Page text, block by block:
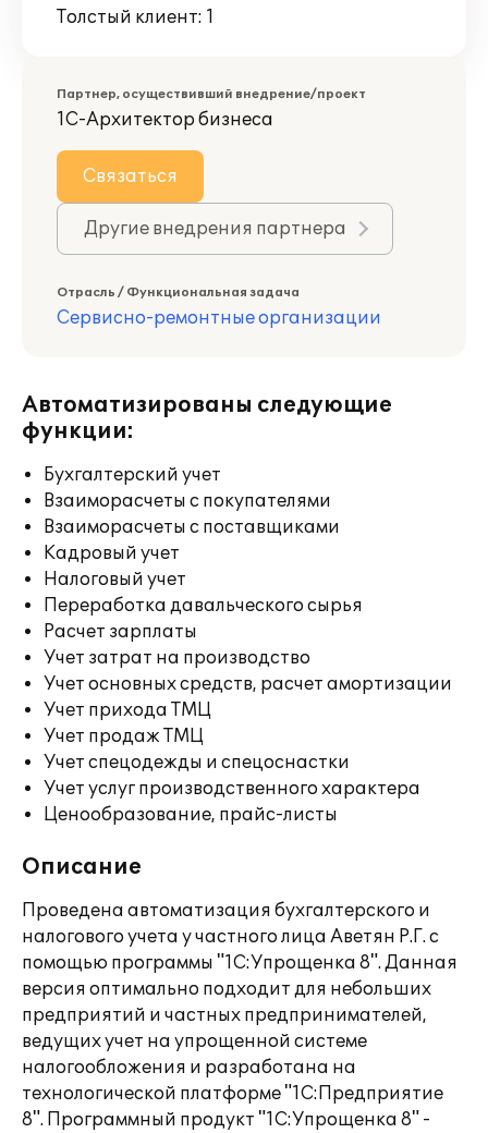
Толстый клиент: 1
Партнер, осуществивший внедрение/проект
1С-Архитектор бизнеса
Связаться
Другие внедрения партнера
Отрасль / Функциональная задача
Сервисно-ремонтные организации
Автоматизированы следующие
функции:
Бухгалтерский учет
Взаиморасчеты с покупателями
Взаиморасчеты с поставщиками
Кадровый учет
Налоговый учет
Переработка давальческого сырья
Расчет зарплаты
Учет затрат на производство
Учет основных средств, расчет амортизации
Учет прихода ТМЦ
Учет продаж ТМЦ
Учет спецодежды и спецоснастки
Учет услуг производственного характера
Ценообразование, прайс-листы
Описание
Проведена автоматизация бухгалтерского и
налогового учета у частного лица Аветян Р.Г. с
помощью программы "1С:Упрощенка 8". Данная
версия оптимально подходит для небольших
предприятий и частных предпринимателей,
ведущих учет на упрощенной системе
налогообложения и разработана на
технологической платформе "1С:Предприятие
8". Программный продукт "1С:Упрощенка 8" -